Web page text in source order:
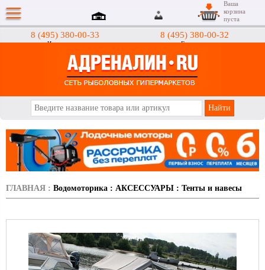
8 (495) 380-00-33
Интернет-магазин
8 (495) 380-00-32
Гипермаркеты
Ваша
корзина
пуста
ГЛАВНАЯ : Водомоторика : АКСЕССУАРЫ : Тенты и навесы